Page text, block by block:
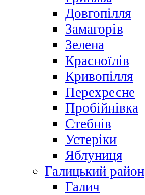
Довгопілля
Замагорів
Зелена
Красноїлів
Кривопілля
Перехресне
Пробійнівка
Стебнів
Устеріки
Яблуниця
Галицький район
Галич